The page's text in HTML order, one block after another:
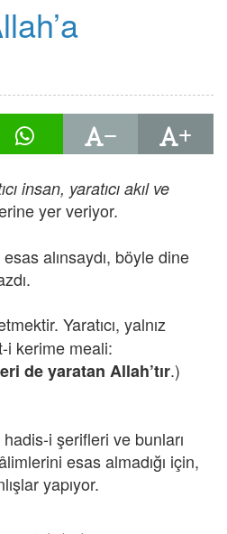
insan, yaratıcı akıl ve
yer veriyor.
alınsaydı, böyle dine
Yaratıcı, yalnız
i kerime meali:
de yaratan Allah’tır.)
i şerifleri ve bunları
esas almadığı için,
yapıyor.